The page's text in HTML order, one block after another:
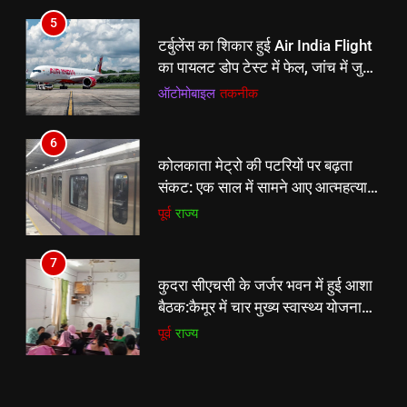
6
कोलकाता मेट्रो की पटरियों पर बढ़ता
संकट: एक साल में सामने आए आत्महत्या
पूर्व राज्य
7
कुदरा सीएचसी के जर्जर भवन में हुई आशा
बैठक:कैमूर में चार मुख्य स्वास्थ्य योजनाओं
की प्रगति की हुई समीक्षा
पूर्व
8
Inflation hits Maharashtra: 11
अगस्त से 2 रुपये प्रति लीटर महंगा होगा
दूध, डेयरी प्रोडक्ट्स के दाम भी बढ़ेंगे
ऑटोमोबाइल तकनीक
5
टर्बुलेंस का शिकार हुई Air India Flight
का पायलट डोप टेस्ट में फेल, जांच में जुटा
DGCA
ऑटोमोबाइल तकनीक
6
कोलकाता मेट्रो की पटरियों पर बढ़ता
संकट: एक साल में सामने आए आत्महत्या
के 14 मामले
पूर्व राज्य
7
कुदरा सीएचसी के जर्जर भवन में हुई आशा
बैठक:कैमूर में चार मुख्य स्वास्थ्य योजनाओं
की प्रगति की हुई समीक्षा
पूर्व राज्य